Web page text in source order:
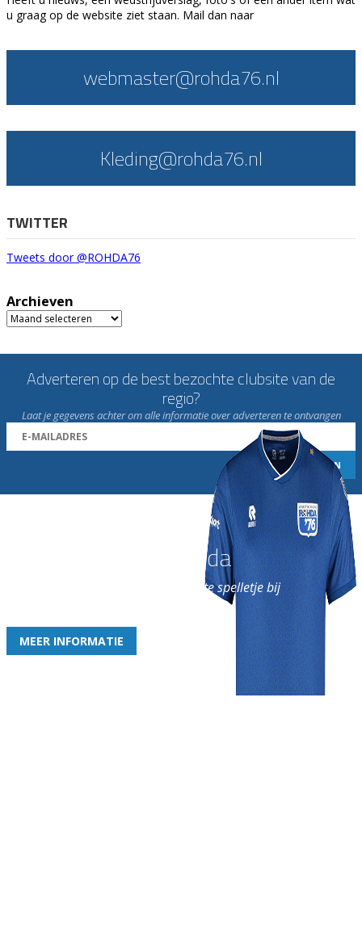
u graag op de website ziet staan. Mail dan naar
webmaster@rohda76.nl
Kleding@rohda76.nl
TWITTER
Tweets door @ROHDA76
Archieven
Archieven
Adverteren op de best bezochte clubsite van de
regio?
Laat je gegevens achter om alle informatie over adverteren te ontvangen
Word nu lid van Rohda
en geniet iedere week van het leukste spelletje bij
MEER INFORMATIE